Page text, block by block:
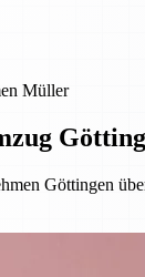
Müller
Göttingen